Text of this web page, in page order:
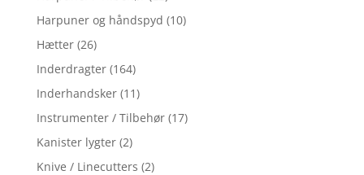
Harpuner og håndspyd (10)
Hætter (26)
Inderdragter (164)
Inderhandsker (11)
Instrumenter / Tilbehør (17)
Kanister lygter (2)
Knive / Linecutters (2)